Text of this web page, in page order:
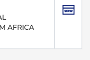
AFRICA